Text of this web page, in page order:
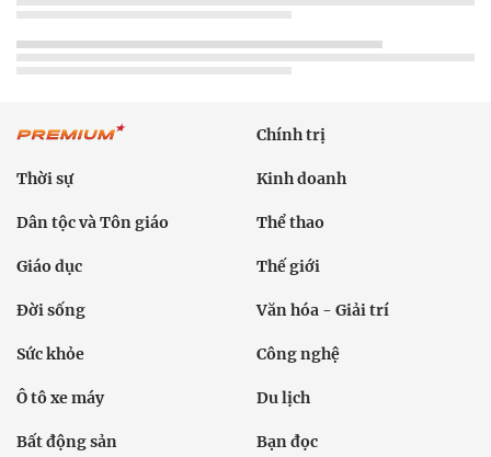
Chính trị
Thời sự Kinh doanh
Dân tộc và Tôn giáo Thể thao
Giáo dục Thế giới
Đời sống Văn hóa - Giải trí
Sức khỏe Công nghệ
Ô tô xe máy Du lịch
Bất động sản Bạn đọc